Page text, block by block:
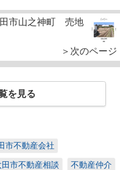
市山之神町 売地
＞次のページ
を見る
市不動産会社
田市不動産相談 不動産仲介